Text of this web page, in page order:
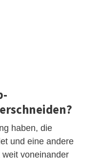
haben, die
und eine andere
voneinander